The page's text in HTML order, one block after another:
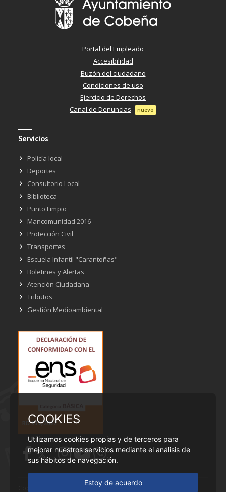
COOKIES
Utilizamos cookies propias y de terceros para
mejorar nuestros servicios mediante el análisis de
sus hábitos de navegación.
Estoy de acuerdo
Portal del Empleado
Accesibilidad
Buzón del ciudadano
Condiciones de uso
Ejercicio de Derechos
Canal de Denuncias
nuevo
Servicios
Policía local
Deportes
Consultorio Local
Biblioteca
Punto Limpio
Mancomunidad 2016
Protección Civil
Transportes
Escuela Infantil "Carantoñas"
Boletines y Alertas
Atención Ciudadana
Tributos
Gestión Medioambiental
Copyright © Ayuntamiento de Cobeña - Todos los derechos